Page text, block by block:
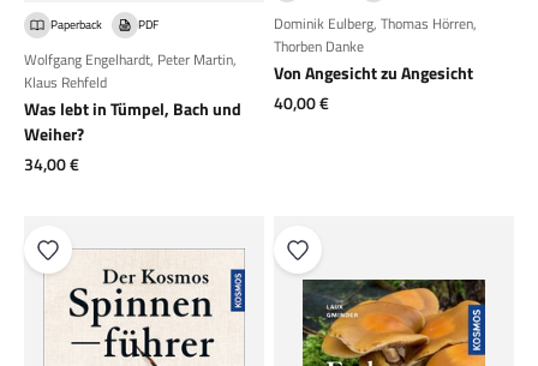
Paperback PDF
Wolfgang Engelhardt, Peter Martin,
Klaus Rehfeld
Was lebt in Tümpel, Bach und
Weiher?
Angebot
34,00 €
Dominik Eulberg, Thomas Hörren,
Thorben Danke
Von Angesicht zu Angesicht
Angebot
40,00 €